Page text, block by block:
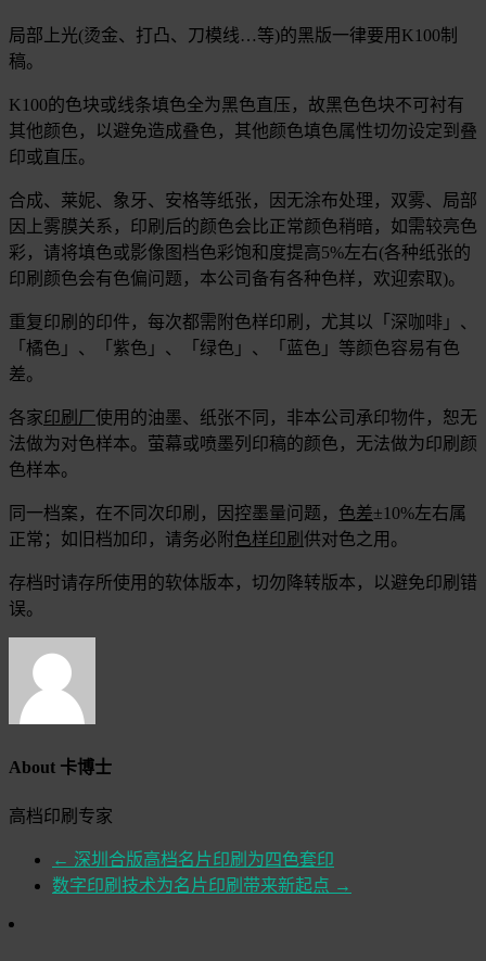
局部上光(烫金、打凸、刀模线…等)的黑版一律要用K100制
稿。
K100的色块或线条填色全为黑色直压，故黑色色块不可衬有
其他颜色，以避免造成叠色，其他颜色填色属性切勿设定到叠
印或直压。
合成、莱妮、象牙、安格等纸张，因无涂布处理，双雾、局部
因上雾膜关系，印刷后的颜色会比正常颜色稍暗，如需较亮色
彩，请将填色或影像图档色彩饱和度提高5%左右(各种纸张的
印刷颜色会有色偏问题，本公司备有各种色样，欢迎索取)。
重复印刷的印件，每次都需附色​​样印刷，尤其以「深咖啡」、
「橘色」、「紫色」、「绿色」、「蓝色」等颜色容易有色
差。
各家印刷厂使用的油墨、纸张不同，非本公司承印物件，恕无
法做为对色样本。萤幕或喷墨列印稿的颜色，无法做为印刷颜
色样本。
同一档案，在不同次印刷，因控墨量问题， 色差±10%左右属
正常；如旧档加印，请务必附色样印刷 供对色之用。
存档时请存所使用的软体​​版本，切勿降转版本，以避免印刷错
误。
About 卡博士
高档印刷专家
← 深圳合版高档名片印刷为四色套印
数字印刷技术为名片印刷带来新起点 →